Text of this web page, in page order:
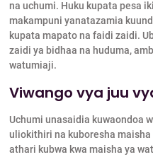
na uchumi. Huku kupata pesa
makampuni yanatazamia
kupata mapato na faidi zaidi.
zaidi ya bidhaa na huduma,
watumiaji.
Viwango vya juu
Uchumi unasaidia kuwaondoa
uliokithiri na kuboresha maisha
athari kubwa kwa maisha ya